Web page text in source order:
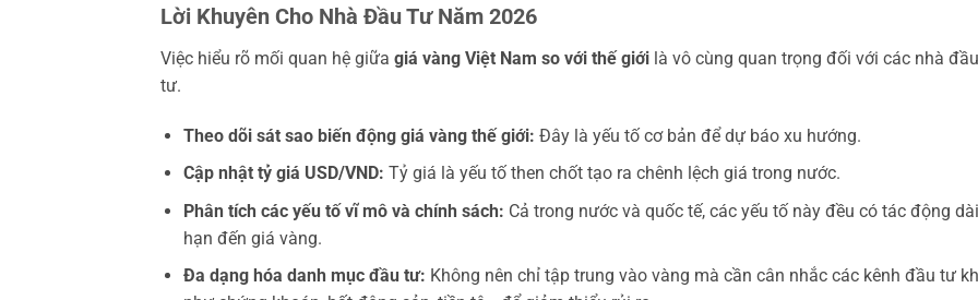
Lời Khuyên Cho Nhà Đầu Tư Năm 2026
Việc hiểu rõ mối quan hệ giữa giá vàng Việt Nam so với thế giới là vô cùng quan trọng đối với các nhà đầu
tư.
Theo dõi sát sao biến động giá vàng thế giới: Đây là yếu tố cơ bản để dự báo xu hướng.
Cập nhật tỷ giá USD/VND: Tỷ giá là yếu tố then chốt tạo ra chênh lệch giá trong nước.
Phân tích các yếu tố vĩ mô và chính sách: Cả trong nước và quốc tế, các yếu tố này đều có tác động dài
hạn đến giá vàng.
Đa dạng hóa danh mục đầu tư: Không nên chỉ tập trung vào vàng mà cần cân nhắc các kênh đầu tư